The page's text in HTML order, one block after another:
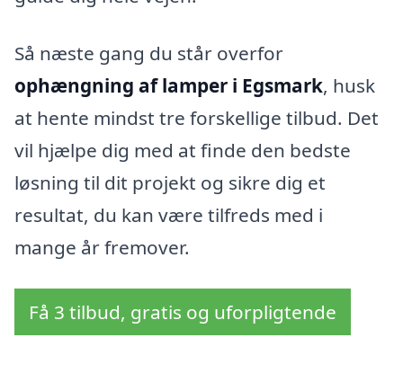
Så næste gang du står overfor
ophængning af lamper i Egsmark, husk
at hente mindst tre forskellige tilbud. Det
vil hjælpe dig med at finde den bedste
løsning til dit projekt og sikre dig et
resultat, du kan være tilfreds med i
mange år fremover.
Få 3 tilbud, gratis og uforpligtende